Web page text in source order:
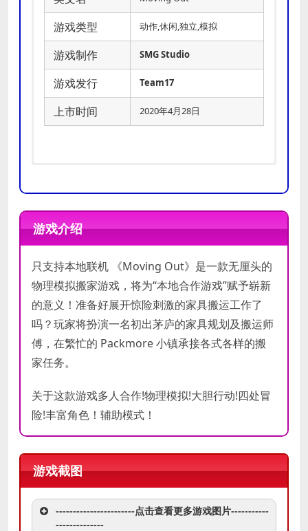
游戏类型 动作,休闲,独立,模拟
游戏制作 SMG Studio
游戏发行 Team17
上市时间 2020年4月28日
Intel Core2 Duo E8400 or AMD
Phenom II X2 550
内存
4 GB RAM
显卡
Intel UHD 630 or Radeon Vega 8
DirectX
版本
12
间
声卡
Windows 10 (64-bit)
Intel Pentium G4600 or AMD FX-
4350
内存
4 GB RAM
显卡
GeForce GTX 750 or Radeon R9 270X
DirectX
版本
间
声卡
游戏介绍
只支持本地联机 《Moving Out》是一款无厘头的
物理模拟搬家游戏，将为“本地合作游戏”赋予崭新
的意义！准备好展开惊险刺激的家具搬运工作了
吗？玩家将扮演一名初出茅庐的家具规划及搬运师
傅，在繁忙的 Packmore 小镇承接各式各样的搬
家任务。
关于这款游戏多人合作!物理模拟!大胆行动!四处冒
险!丰富角色！辅助模式！
游戏截图
-----------------------点击查看更多游戏图片-----------
--------------